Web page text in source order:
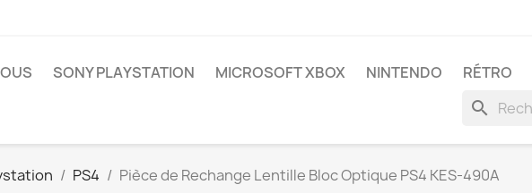
SONY PLAYSTATION MICROSOFT XBOX NINTENDO RÉTRO
search
PS4 Pièce de Rechange Lentille Bloc Optique PS4 KES-490A